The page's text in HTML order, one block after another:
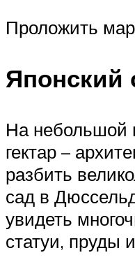
Проложить
Японский
На небольшой
гектар –
разбить
сад в
увидеть
статуи, пруды